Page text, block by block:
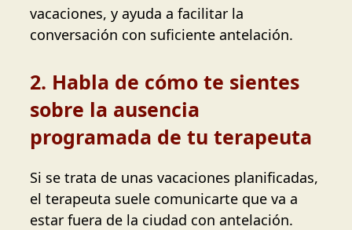
vacaciones, y ayuda a facilitar la
conversación con suficiente antelación.
2. Habla de cómo te sientes
sobre la ausencia
programada de tu terapeuta
Si se trata de unas vacaciones planificadas,
el terapeuta suele comunicarte que va a
estar fuera de la ciudad con antelación.